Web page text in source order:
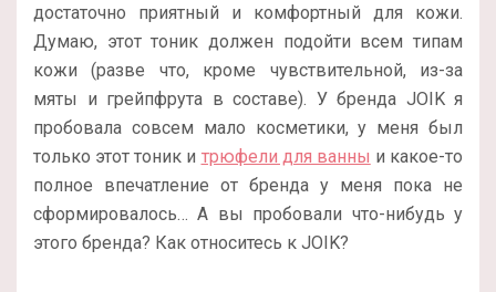
достаточно приятный и комфортный для кожи.
Думаю, этот тоник должен подойти всем типам
кожи (разве что, кроме чувствительной, из-за
мяты и грейпфрута в составе). У бренда JOIK я
пробовала совсем мало косметики, у меня был
только этот тоник и трюфели для ванны и какое-то
полное впечатление от бренда у меня пока не
сформировалось… А вы пробовали что-нибудь у
этого бренда? Как относитесь к JOIK?